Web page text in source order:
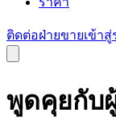
ติดต่อฝ่ายขายเข้าสู่
พูดคุยกับ